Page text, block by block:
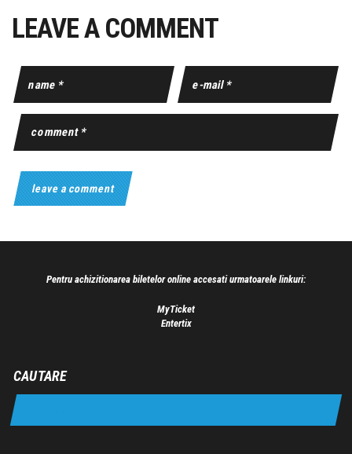
LEAVE A COMMENT
Pentru achizitionarea biletelor online accesati urmatoarele linkuri:
MyTicket
Entertix
CAUTARE